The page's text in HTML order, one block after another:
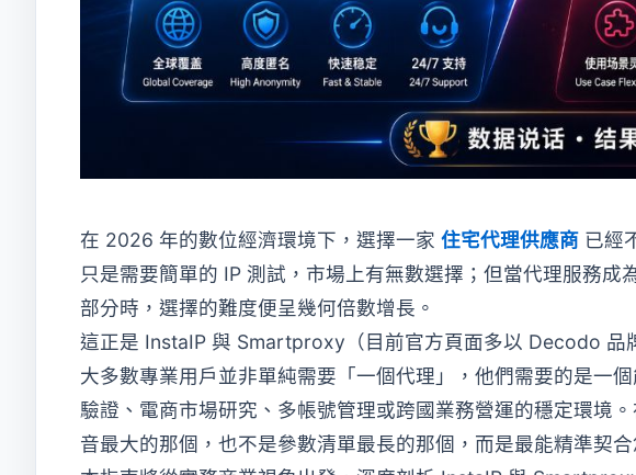
在 2026 年的數位經濟環境下，選擇一家 住宅代理供應商 已經
只是需要簡單的 IP 測試，市場上有無數選擇；但當代理服務
部分時，選擇的難度便呈幾何倍數增長。
這正是 InstaIP 與 Smartproxy（目前官方頁面多以 Decodo 品
大多數專業用戶並非單純需要「一個代理」，他們需要的是一
驗證、電商市場研究、多帳號管理或跨國業務營運的穩定環境
音最大的那個，也不是參數清單最長的那個，而是最能精準契